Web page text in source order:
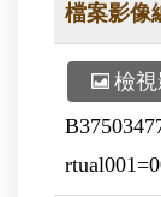
檔案影像
檢視